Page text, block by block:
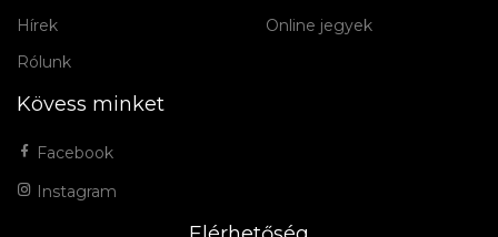
Hírek
Rólunk
Online jegyek
Kövess minket
Facebook
Instagram